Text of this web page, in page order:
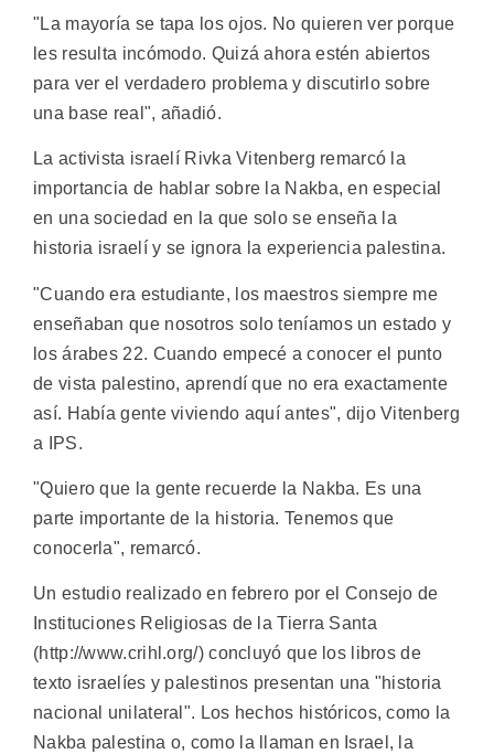
"La mayoría se tapa los ojos. No quieren ver porque
les resulta incómodo. Quizá ahora estén abiertos
para ver el verdadero problema y discutirlo sobre
una base real", añadió.
La activista israelí Rivka Vitenberg remarcó la
importancia de hablar sobre la Nakba, en especial
en una sociedad en la que solo se enseña la
historia israelí y se ignora la experiencia palestina.
"Cuando era estudiante, los maestros siempre me
enseñaban que nosotros solo teníamos un estado y
los árabes 22. Cuando empecé a conocer el punto
de vista palestino, aprendí que no era exactamente
así. Había gente viviendo aquí antes", dijo Vitenberg
a IPS.
"Quiero que la gente recuerde la Nakba. Es una
parte importante de la historia. Tenemos que
conocerla", remarcó.
Un estudio realizado en febrero por el Consejo de
Instituciones Religiosas de la Tierra Santa
(http://www.crihl.org/) concluyó que los libros de
texto israelíes y palestinos presentan una "historia
nacional unilateral". Los hechos históricos, como la
Nakba palestina o, como la llaman en Israel, la